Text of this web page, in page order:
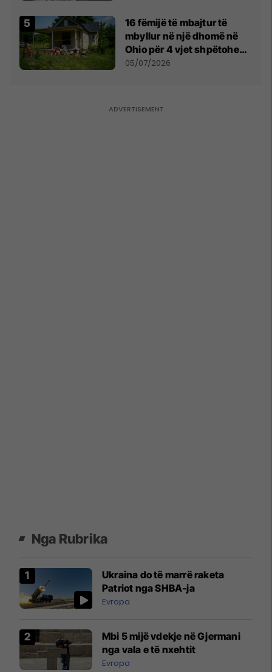
16 fëmijë të mbajtur të
mbyllur në një dhomë në
Ohio për 4 vjet shpëtohen -
tani ata i pret një sfidë e
05/07/2026
Nga Rubrika
Ukraina do të marrë raketa
Patriot nga SHBA-ja
Evropa
Mbi 5 mijë vdekje në Gjermani
nga vala e të nxehtit
Evropa